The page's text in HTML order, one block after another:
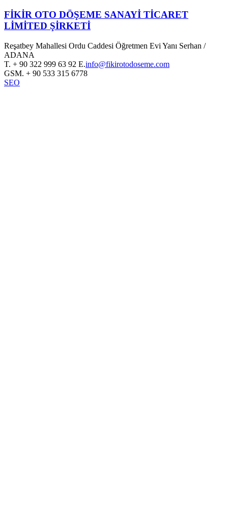
FİKİR OTO DÖŞEME SANAYİ TİCARET
LİMİTED ŞİRKETİ
Reşatbey Mahallesi Ordu Caddesi Öğretmen Evi Yanı Serhan /
ADANA
T. + 90 322 999 63 92 E.info@fikirotodoseme.com
GSM. + 90 533 315 6778
SEO